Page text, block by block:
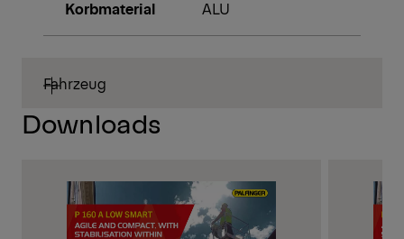
Korbmaterial ALU
Fahrzeug
Downloads